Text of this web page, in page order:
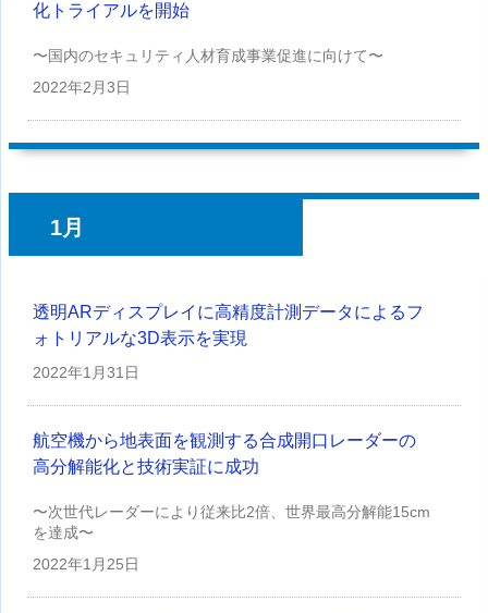
化トライアルを開始
〜国内のセキュリティ人材育成事業促進に向けて〜
2022年2月3日
1月
透明ARディスプレイに高精度計測データによるフ
ォトリアルな3D表示を実現
2022年1月31日
航空機から地表面を観測する合成開口レーダーの
高分解能化と技術実証に成功
〜次世代レーダーにより従来比2倍、世界最高分解能15cm
を達成〜
2022年1月25日